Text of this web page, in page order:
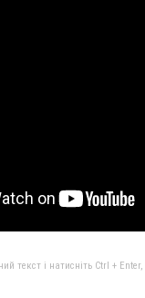
текст і натисніть Ctrl +